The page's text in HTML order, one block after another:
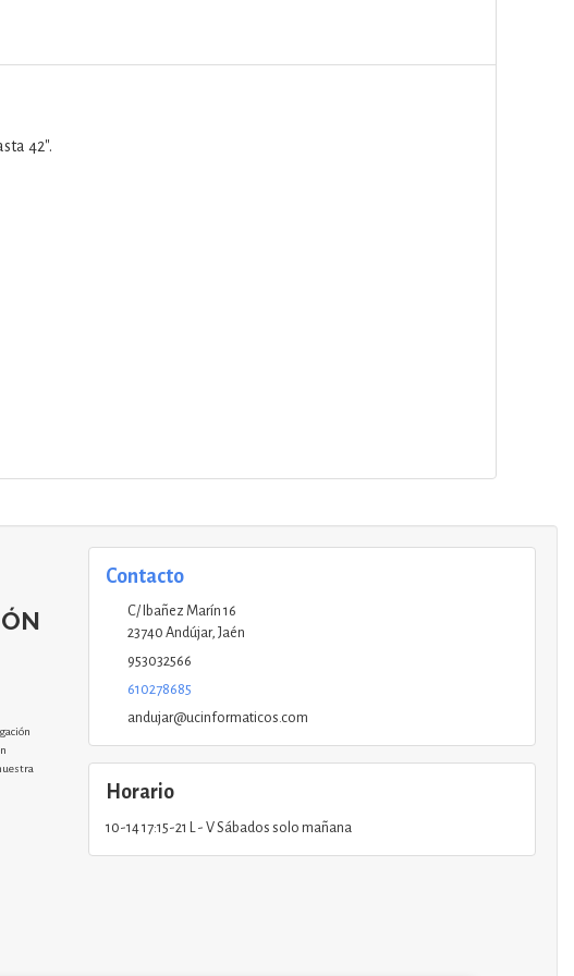
42".
Contacto
C/ Ibañez Marín 16
23740 Andújar, Jaén
953032566
610278685
andujar@ucinformaticos.com
Horario
10-14 17:15-21 L - V Sábados solo mañana